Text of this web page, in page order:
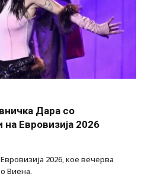
Дара со
на Евровизија 2026
2026, кое вечерва
Виена.